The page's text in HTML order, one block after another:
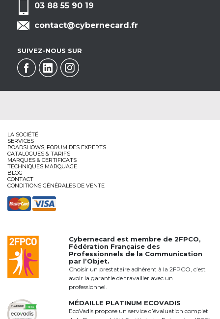
03 88 55 90 19
contact@cybernecard.fr
SUIVEZ-NOUS SUR
LA SOCIÉTÉ
SERVICES
ROADSHOWS, FORUM DES EXPERTS
CATALOGUES & TARIFS
MARQUES & CERTIFICATS
TECHNIQUES MARQUAGE
BLOG
CONTACT
CONDITIONS GÉNÉRALES DE VENTE
Cybernecard est membre de2FPCO,
Fédération Française des
Professionnels de la Communication
par l’Objet.
Choisir un prestataire adhérent à la 2FPCO, c’est
avoir la garantie de travailler avec un
professionnel.
MÉDAILLE PLATINUM ECOVADIS
EcoVadis propose un service d’évaluation complet